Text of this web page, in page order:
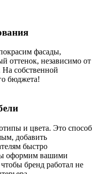
фасады,
оттенок, независимо от
На собственной
бюджета!
и цвета. Это способ
добавить
быстро
оформим вашими
бренд работал не